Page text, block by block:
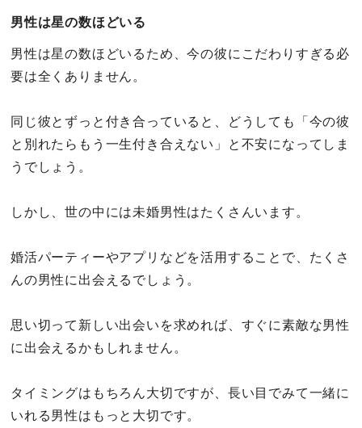
男性は星の数ほどいる
男性は星の数ほどいるため、今の彼にこだわりすぎる必
要は全くありません。
同じ彼とずっと付き合っていると、どうしても「今の彼
と別れたらもう一生付き合えない」と不安になってしま
うでしょう。
しかし、世の中には未婚男性はたくさんいます。
婚活パーティーやアプリなどを活用することで、たくさ
んの男性に出会えるでしょう。
思い切って新しい出会いを求めれば、すぐに素敵な男性
に出会えるかもしれません。
タイミングはもちろん大切ですが、長い目でみて一緒に
いれる男性はもっと大切です。